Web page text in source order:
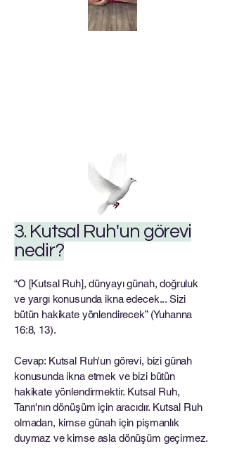
3. Kutsal Ruh'un görevi
nedir?
“O [Kutsal Ruh], dünyayı günah, doğruluk
ve yargı konusunda ikna edecek... Sizi
bütün hakikate yönlendirecek” (Yuhanna
16:8, 13).
Cevap: Kutsal Ruh'un görevi, bizi günah
konusunda ikna etmek ve bizi bütün
hakikate yönlendirmektir. Kutsal Ruh,
Tanrı'nın dönüşüm için aracıdır. Kutsal Ruh
olmadan, kimse günah için pişmanlık
duymaz ve kimse asla dönüşüm geçirmez.